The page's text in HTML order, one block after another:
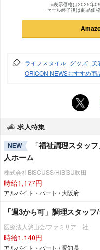
※表示価格は2025年
セール終了後は商品価
ライフスタイル グッズ 美
ORICON NEWSおすすめ商
求人特集
NEW
「福祉調理スタッ
人ホーム
株式会社BISCUSS/HIBISU吹田
時給1,177円
アルバイト・パート / 大阪府
「週3から可」調理スタッ
医療法人悠山会/ファミリア一社
時給1,140円
アルバイト・パート / 愛知県